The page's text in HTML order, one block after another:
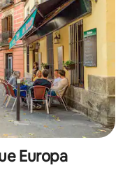
Europa